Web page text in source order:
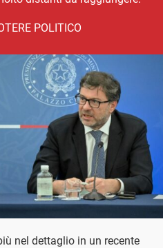
POLITICO
nel dettaglio in un recente